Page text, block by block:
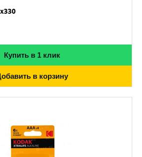
Купить в 1 клик
в корзину